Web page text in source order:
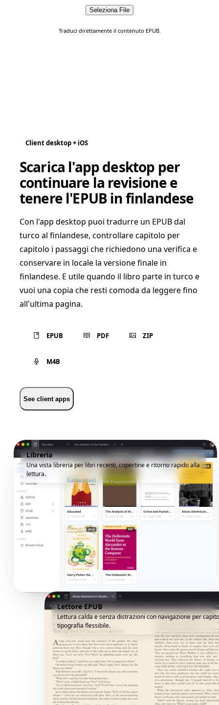
Seleziona File
Traduci direttamente il contenuto EPUB.
Client desktop + iOS
Scarica l'app desktop per
continuare la revisione e
tenere l'EPUB in finlandese
Con l'app desktop puoi tradurre un EPUB dal
turco al finlandese, controllare capitolo per
capitolo i passaggi che richiedono una verifica e
conservare in locale la versione finale in
finlandese. E utile quando il libro parte in turco e
vuoi una copia che resti comoda da leggere fino
all'ultima pagina.
EPUB PDF ZIP
M4B
See client apps
Libreria
Una vista libreria per libri recenti, copertine e ritorno rapido alla
lettura.
Lettore EPUB
Lettura calda e senza distrazioni con navigazione per
tipografia flessibile.